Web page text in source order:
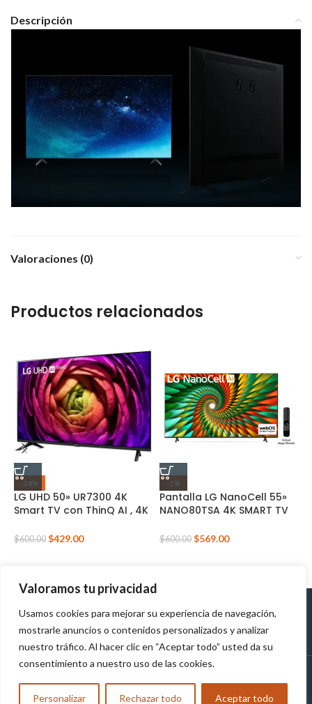
Valoramos tu privacidad
Usamos cookies para mejorar su experiencia de navegación,
mostrarle anuncios o contenidos personalizados y analizar
nuestro tráfico. Al hacer clic en “Aceptar todo” usted da su
consentimiento a nuestro uso de las cookies.
Personalizar Rechazar todo Aceptar todo
Descripción
Valoraciones (0)
Productos relacionados
-28%
LG UHD 50» UR7300 4K
Smart TV con ThinQ AI , 4K
Inteligente(2023) +MAGI
$600.00 $429.00
-5%
Pantalla LG NanoCell 55»
NANO80TSA 4K SMART TV
$600.00 $569.00
Políticas de
Devolución
Políticas de tratamiento de
datos personales